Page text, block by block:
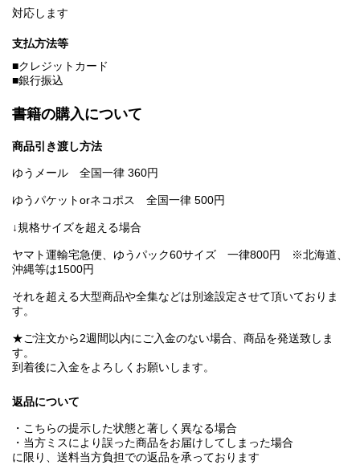
対応します
支払方法等
■クレジットカード
■銀行振込
書籍の購入について
商品引き渡し方法
ゆうメール 全国一律 360円
ゆうパケットorネコポス 全国一律 500円
↓規格サイズを超える場合
ヤマト運輸宅急便、ゆうパック60サイズ 一律800円 ※北海道、
沖縄等は1500円
それを超える大型商品や全集などは別途設定させて頂いておりま
す。
★ご注文から2週間以内にご入金のない場合、商品を発送致しま
す。
到着後に入金をよろしくお願いします。
返品について
・こちらの提示した状態と著しく異なる場合
・当方ミスにより誤った商品をお届けしてしまった場合
に限り、送料当方負担での返品を承っております